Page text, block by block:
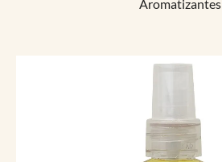
Aromatizantes